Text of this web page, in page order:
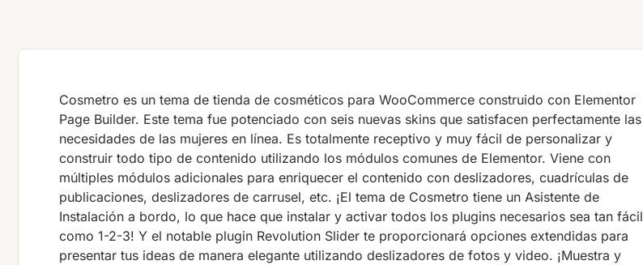
Cosmetro es un tema de tienda de cosméticos para WooCommerce construido con Elementor
Page Builder. Este tema fue potenciado con seis nuevas skins que satisfacen perfectamente las
necesidades de las mujeres en línea. Es totalmente receptivo y muy fácil de personalizar y
construir todo tipo de contenido utilizando los módulos comunes de Elementor. Viene con
múltiples módulos adicionales para enriquecer el contenido con deslizadores, cuadrículas de
publicaciones, deslizadores de carrusel, etc. ¡El tema de Cosmetro tiene un Asistente de
Instalación a bordo, lo que hace que instalar y activar todos los plugins necesarios sea tan fácil
como 1-2-3! Y el notable plugin Revolution Slider te proporcionará opciones extendidas para
presentar tus ideas de manera elegante utilizando deslizadores de fotos y video. ¡Muestra y